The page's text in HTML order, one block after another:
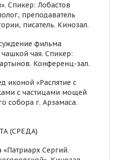
Спикер: Лобастов
преподаватель
писатель. Кинозал.
фильма
чая. Спикер:
Конференц-зал.
иконой «Распятие с
с частицами мощей
собора г. Арзамаса.
(СРЕДА)
Сергий.